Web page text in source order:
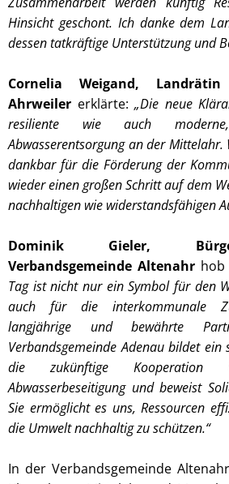
Hinsicht geschont. Ich danke dem
dessen tatkräftige Unterstützung und
Cornelia Weigand,
Ahrweiler erklärte: „Die neue
resiliente wie auch moderne,
Abwasserentsorgung an der Mittelahr.
dankbar für die Förderung der
wieder einen großen Schritt auf dem
nachhaltigen wie widerstandsfähigen
Dominik Gieler,
Verbandsgemeinde Altenahr
Tag ist nicht nur ein Symbol für den
auch für die interkommunale
langjährige und bewährte
Verbandsgemeinde Adenau bildet
die zukünftige
Abwasserbeseitigung und beweist
Sie ermöglicht es uns, Ressourcen
die Umwelt nachhaltig zu schützen.“
In der Verbandsgemeinde